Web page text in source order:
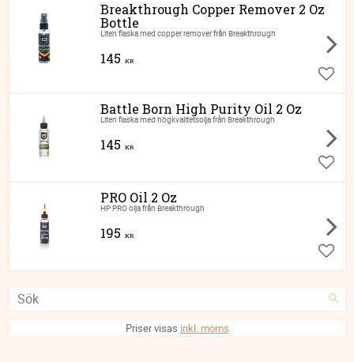
Breakthrough Copper Remover 2 Oz
Bottle
Liten flaska med copper remover från Breakthrough
145 KR
Lägg
Battle Born High Purity Oil 2 Oz
Liten flaska med högkvalitetsolja från Breakthrough
145 KR
Lägg
PRO Oil 2 Oz
HP PRO olja från Breakthrough
195 KR
Lägg
Priser visas inkl. moms